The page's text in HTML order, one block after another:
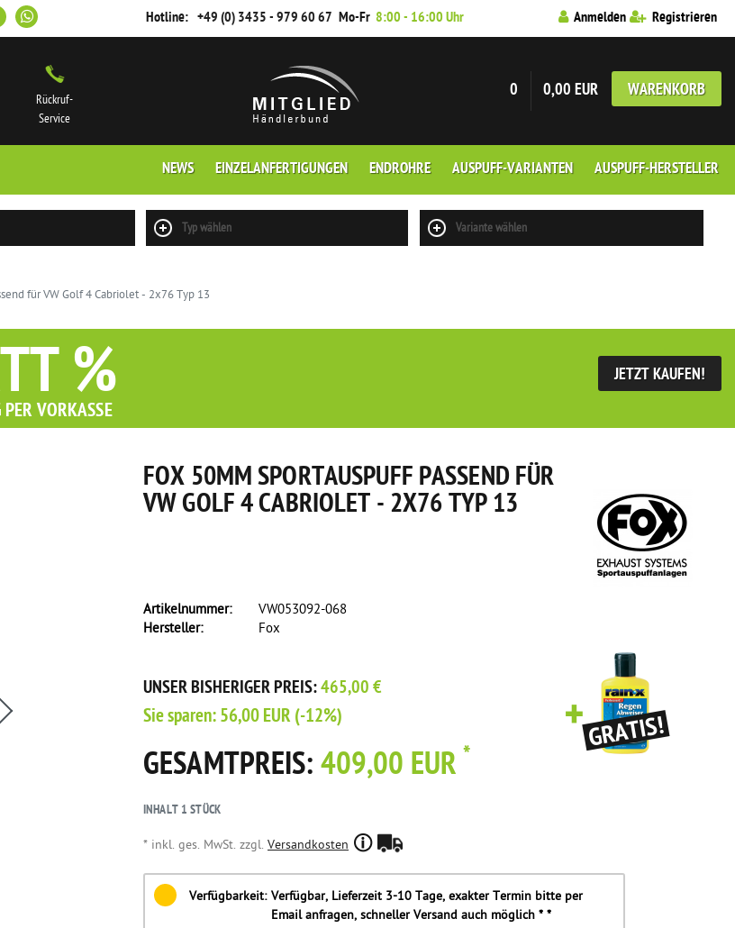
Hotline: +49 (0) 3435 - 979 60 67 Mo-Fr 8:00 - 16:00 Uhr Anmelden Registrieren
0 0,00 EUR WARENKORB
Rückruf-
Service
NEWS EINZELANFERTIGUNGEN ENDROHRE AUSPUFF-VARIANTEN AUSPUFF-HERSTELLER
Typ wählen Variante wählen
für VW Golf 4 Cabriolet - 2x76 Typ 13
%
VORKASSE
JETZT KAUFEN!
FOX 50MM SPORTAUSPUFF PASSEND FÜR
VW GOLF 4 CABRIOLET - 2X76 TYP 13
Artikelnummer:
VW053092-068
Hersteller:
Fox
UNSER BISHERIGER PREIS:465,00 €
Sie sparen:56,00 EUR(-12%)
GESAMTPREIS: 409,00 EUR *
INHALT 1STÜCK
* inkl. ges. MwSt. zzgl. Versandkosten
X Regenabweiser!
Verfügbarkeit: Verfügbar, Lieferzeit 3-10 Tage, exakter Termin bitte per
Email anfragen, schneller Versand auch möglich * *